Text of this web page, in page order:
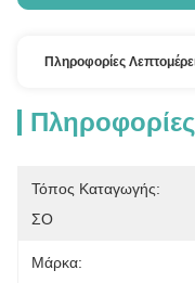
Πληροφορίες
Τόπος Καταγωγής:
ΣΟ
Μάρκα: